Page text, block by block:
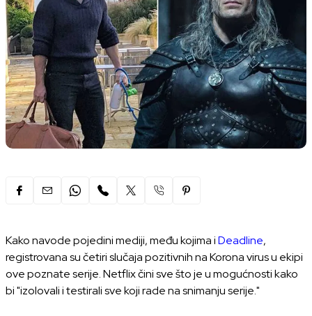
Kako navode pojedini mediji, među kojima iDeadline,
registrovana su četiri slučaja pozitivnih na Korona virus u ekipi
ove poznate serije. Netflix čini sve što je u mogućnosti kako
bi "izolovali i testirali sve koji rade na snimanju serije."